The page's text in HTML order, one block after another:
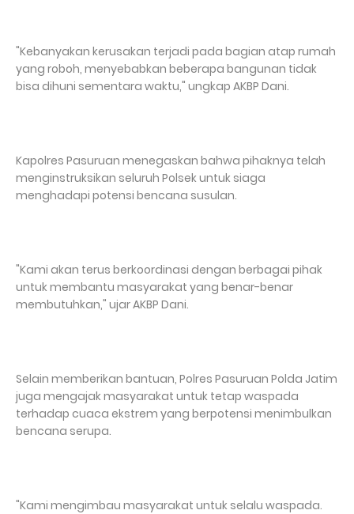
"Kebanyakan kerusakan terjadi pada bagian atap rumah
yang roboh, menyebabkan beberapa bangunan tidak
bisa dihuni sementara waktu," ungkap AKBP Dani.
Kapolres Pasuruan menegaskan bahwa pihaknya telah
menginstruksikan seluruh Polsek untuk siaga
menghadapi potensi bencana susulan.
"Kami akan terus berkoordinasi dengan berbagai pihak
untuk membantu masyarakat yang benar-benar
membutuhkan," ujar AKBP Dani.
Selain memberikan bantuan, Polres Pasuruan Polda Jatim
juga mengajak masyarakat untuk tetap waspada
terhadap cuaca ekstrem yang berpotensi menimbulkan
bencana serupa.
"Kami mengimbau masyarakat untuk selalu waspada.